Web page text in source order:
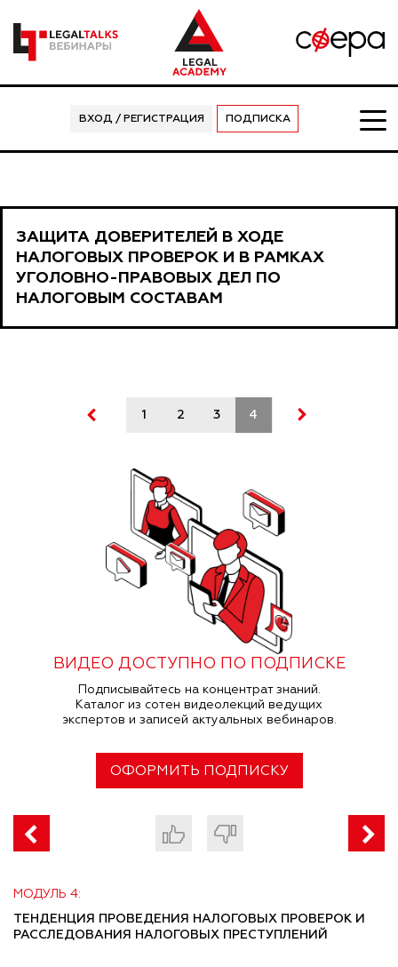
ВХОД / РЕГИСТРАЦИЯ ПОДПИСКА
ЗАЩИТА ДОВЕРИТЕЛЕЙ В ХОДЕ
НАЛОГОВЫХ ПРОВЕРОК И В РАМКАХ
УГОЛОВНО-ПРАВОВЫХ ДЕЛ ПО
НАЛОГОВЫМ СОСТАВАМ
1 2 3 4
ВИДЕО ДОСТУПНО ПО ПОДПИСКЕ
Подписывайтесь на концентрат знаний.
Каталог из сотен видеолекций ведущих
экспертов и записей актуальных вебинаров.
ОФОРМИТЬ ПОДПИСКУ
МОДУЛЬ 4:
ТЕНДЕНЦИЯ ПРОВЕДЕНИЯ НАЛОГОВЫХ ПРОВЕРОК И
РАССЛЕДОВАНИЯ НАЛОГОВЫХ ПРЕСТУПЛЕНИЙ